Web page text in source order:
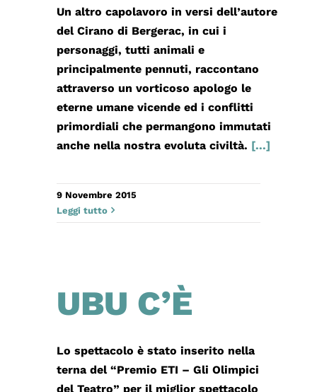
Un altro capolavoro in versi dell’autore
del Cirano di Bergerac, in cui i
personaggi, tutti animali e
principalmente pennuti, raccontano
attraverso un vorticoso apologo le
eterne umane vicende ed i conflitti
primordiali che permangono immutati
anche nella nostra evoluta civiltà. [...]
9 Novembre 2015
Leggi tutto
UBU C’È
Lo spettacolo è stato inserito nella
terna del “Premio ETI – Gli Olimpici
del Teatro” per il miglior spettacolo